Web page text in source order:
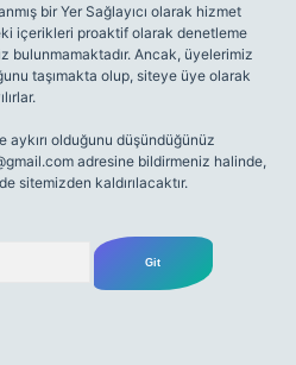
bir Yer Sağlayıcı olarak hizmet
içerikleri proaktif olarak denetleme
bulunmamaktadır. Ancak, üyelerimiz
taşımakta olup, siteye üye olarak
olduğunu düşündüğünüz
adresine bildirmeniz halinde,
sitemizden kaldırılacaktır.